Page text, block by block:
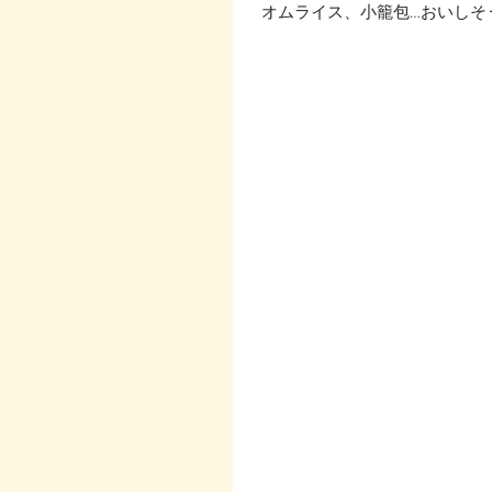
オムライス、小籠包…おいし